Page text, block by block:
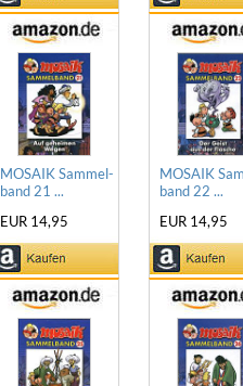
MOSAIK Sammel-
band 21 ...
EUR 14,95
MOSAIK
band 22 ...
EUR 14,95